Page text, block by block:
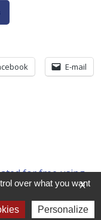
E-mail
for free using
X
over what you want
Personalize